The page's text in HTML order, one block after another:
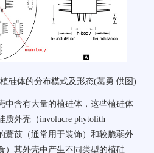
硅体的分布模式及形态(葛勇 供图)
中含有大量的植硅体，这些植硅体
质外壳（involucre phytolith
薏苡（通常用于装饰）和较脆弱外
）其外壳中产生不同类型的植硅